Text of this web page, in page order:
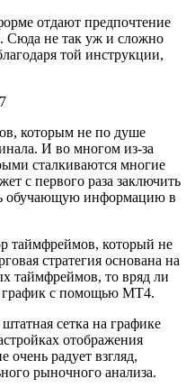
отдают предпочтение
Сюда не так уж и сложно
той инструкции,
которым не по душе
И во многом из-за
сталкиваются многие
с первого раза заключить
обучающую информацию в
таймфреймов, который не
стратегия основана на
таймфреймов, то вряд ли
график с помощью МТ4.
сетка на графике
отображения
радует взгляд,
рыночного анализа.